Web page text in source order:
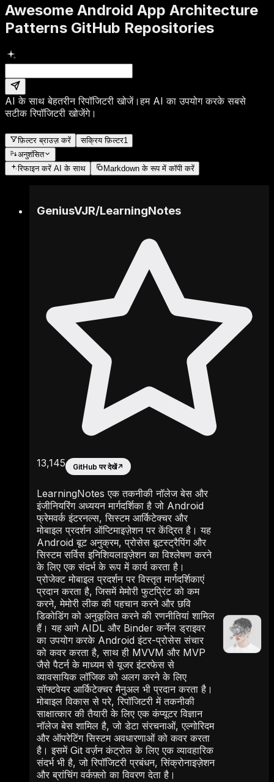
Awesome Android App Architecture
Patterns GitHub Repositories
AI के साथ बेहतरीन रिपॉजिटरी खोजें।हम AI का उपयोग करके सबसे
सटीक रिपॉजिटरी खोजेंगे।
फ़िल्टर ब्राउज़ करें सक्रिय फ़िल्टर1
अनुशंसित
रिफाइन करें AI के साथ Markdown के रूप में कॉपी करें
GeniusVJR/LearningNotes
13,145 GitHub पर देखें↗
LearningNotes एक तकनीकी नॉलेज बेस और
इंजीनियरिंग अध्ययन मार्गदर्शिका है जो Android
फ्रेमवर्क इंटरनल्स, सिस्टम आर्किटेक्चर और
मोबाइल प्रदर्शन ऑप्टिमाइज़ेशन पर केंद्रित है। यह
Android बूट अनुक्रम, प्रोसेस बूटस्ट्रैपिंग और
सिस्टम सर्विस इनिशियलाइज़ेशन का विश्लेषण करने
के लिए एक संदर्भ के रूप में कार्य करता है।
प्रोजेक्ट मोबाइल प्रदर्शन पर विस्तृत मार्गदर्शिकाएं
प्रदान करता है, जिसमें मेमोरी फुटप्रिंट को कम
करने, मेमोरी लीक की पहचान करने और छवि
डिकोडिंग को अनुकूलित करने की रणनीतियां शामिल
हैं। यह आगे AIDL और Binder कर्नेल ड्राइवर
का उपयोग करके Android इंटर-प्रोसेस संचार
को कवर करता है, साथ ही MVVM और MVP
जैसे पैटर्न के माध्यम से यूजर इंटरफेस से
व्यावसायिक लॉजिक को अलग करने के लिए
सॉफ्टवेयर आर्किटेक्चर मैनुअल भी प्रदान करता है।
मोबाइल विकास से परे, रिपॉजिटरी में तकनीकी
साक्षात्कार की तैयारी के लिए एक कंप्यूटर विज्ञान
नॉलेज बेस शामिल है, जो डेटा संरचनाओं, एल्गोरिदम
और ऑपरेटिंग सिस्टम अवधारणाओं को कवर करता
है। इसमें Git वर्ज़न कंट्रोल के लिए एक व्यावहारिक
संदर्भ भी है, जो रिपॉजिटरी प्रबंधन, सिंक्रोनाइज़ेशन
और ब्रांचिंग वर्कफ़्लो का विवरण देता है।